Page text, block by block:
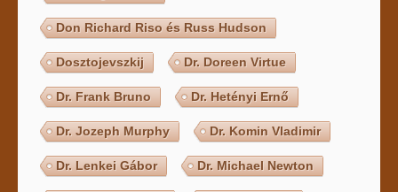
Don Richard Riso és Russ Hudson
Dosztojevszkij Dr. Doreen Virtue
Dr. Frank Bruno Dr. Hetényi Ernő
Dr. Jozeph Murphy Dr. Komin Vladimir
Dr. Lenkei Gábor Dr. Michael Newton